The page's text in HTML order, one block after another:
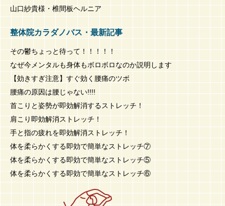
山口紗貴様・椎間板ヘルニア
整体院カラダノバス・最新記事
その鬱ちょっと待って！！！！！
なぜ今メンタルも身体もボロボロなのか説明します
【効きすぎ注意】すぐ効く腰痛のツボ
腰痛の原因は腰じゃない!!!!
首こりと姿勢が即効解消するストレッチ！
肩こり即効解消ストレッチ！
手と指の疲れを即効解消ストレッチ！
体を柔らかくする即効で簡単なストレッチ⑦
体を柔らかくする即効で簡単なストレッチ⑤
体を柔らかくする即効で簡単なストレッチ⑥